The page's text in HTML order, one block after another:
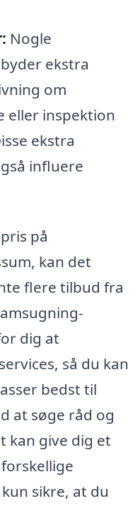
Nogle
ekstra
om
eller inspektion
ekstra
influere
på
kan det
flere tilbud fra
dig at
så du kan
bedst til
at søge råd og
kan give dig et
sikre, at du